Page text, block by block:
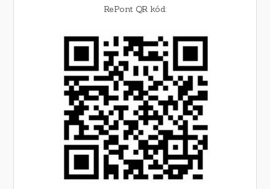
RePont QR kód: